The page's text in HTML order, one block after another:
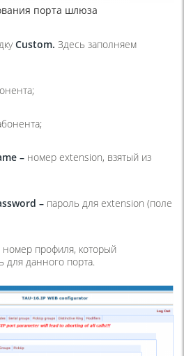
порта шлюза
Custom. Здесь заполняем
– номер extension, взятый из
– пароль для extension (поле
номер профиля, который
для данного порта.